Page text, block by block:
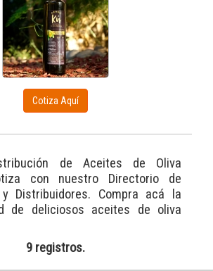
Cotiza Aquí
de Aceites de Oliva
con nuestro Directorio de
y Distribuidores. Compra acá la
de deliciosos aceites de oliva
9 registros.